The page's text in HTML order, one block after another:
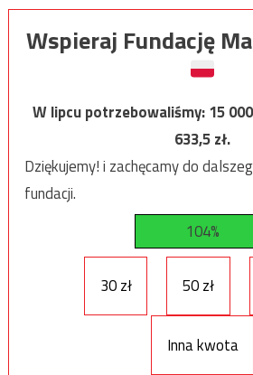
Wspieraj Fundację
W lipcu potrzebowaliśmy:15 000
633,5zł.
Dziękujemy! i zachęcamy do
fundacji.
104%
30 zł 50 zł
Inna kwota